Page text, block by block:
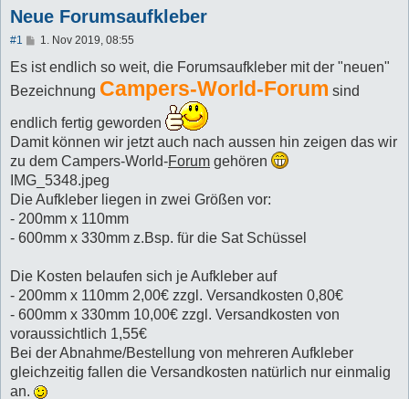
Neue Forumsaufkleber
#1
B
i
r
g
1. Nov 2019, 08:55
Es ist endlich so weit, die Forumsaufkleber mit der "neuen"
Bezeichnung Campers-World-Forum sind
endlich fertig geworden
Damit können wir jetzt auch nach aussen hin zeigen das wir
zu dem Campers-World-Forum gehören
IMG_5348.jpeg
Die Aufkleber liegen in zwei Größen vor:
- 200mm x 110mm
- 600mm x 330mm z.Bsp. für die Sat Schüssel
Die Kosten belaufen sich je Aufkleber auf
- 200mm x 110mm 2,00€ zzgl. Versandkosten 0,80€
- 600mm x 330mm 10,00€ zzgl. Versandkosten von
voraussichtlich 1,55€
Bei der Abnahme/Bestellung von mehreren Aufkleber
gleichzeitig fallen die Versandkosten natürlich nur einmalig
an.